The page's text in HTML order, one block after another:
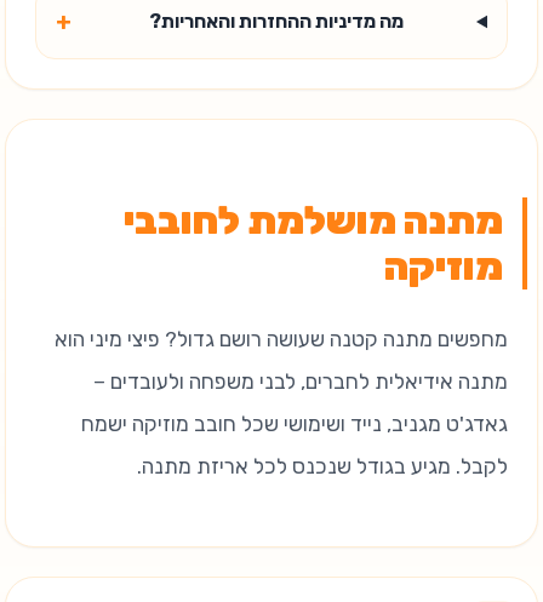
מה מדיניות ההחזרות והאחריות? +
מתנה מושלמת לחובבי
מוזיקה
מחפשים מתנה קטנה שעושה רושם גדול? פיצי מיני הוא
מתנה אידיאלית לחברים, לבני משפחה ולעובדים –
גאדג'ט מגניב, נייד ושימושי שכל חובב מוזיקה ישמח
לקבל. מגיע בגודל שנכנס לכל אריזת מתנה.